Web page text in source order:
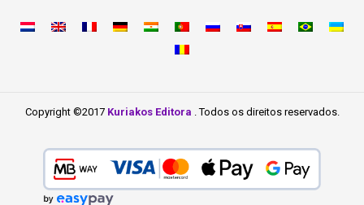
Copyright ©2017 Kuriakos Editora . Todos os direitos reservados.